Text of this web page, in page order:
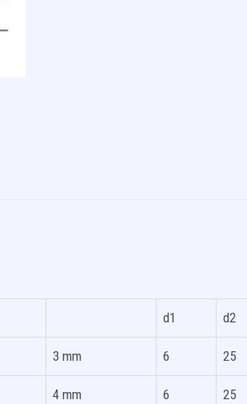
d1 d2
3 mm 6 25
4 mm 6 25